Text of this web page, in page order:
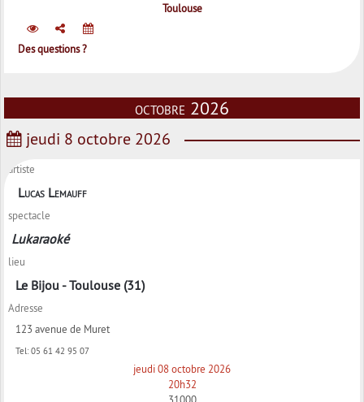
Toulouse
Des questions ?
octobre 2026
jeudi 8 octobre 2026
artiste
Lucas Lemauff
spectacle
Lukaraoké
lieu
Le Bijou - Toulouse (31)
Adresse
123 avenue de Muret
Tel: 05 61 42 95 07
jeudi 08 octobre 2026
20h32
31000